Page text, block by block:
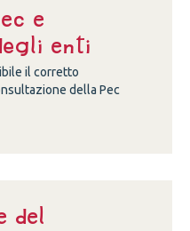
e
enti
il corretto
della Pec
del